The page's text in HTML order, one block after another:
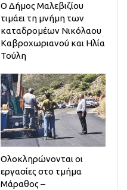
Ο Δήμος Μαλεβιζίου
τιμάει τη μνήμη των
καταδρομέων Νικόλαου
Καβροχωριανού και Ηλία
Τούλη
Ολοκληρώνονται οι
εργασίες στο τμήμα
Μάραθος –